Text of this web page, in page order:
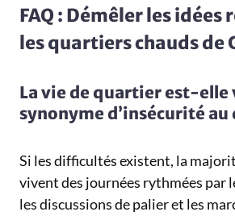
FAQ : Démêler les idées
les quartiers chauds de
La vie de quartier est-
synonyme d’insécurité
Si les difficultés existent, la
vivent des journées rythmées par
les discussions de palier et les